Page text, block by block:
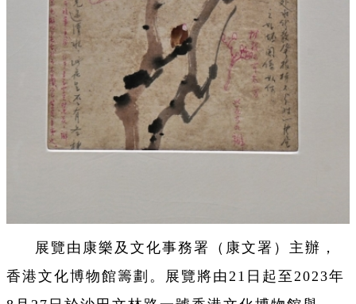
展覽由康樂及文化事務署（康文署）主辦，
香港文化博物館籌劃。展覽將由21日起至2023年